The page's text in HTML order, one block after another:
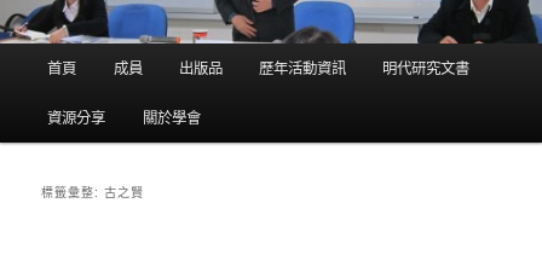
首頁 成員 出版品 歷年活動資訊 明代研究文書
資源分享 關於學會
標籤彙整:古之賢